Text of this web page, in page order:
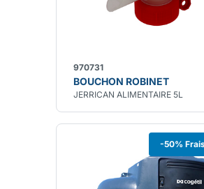
970731
BOUCHON ROBINET
JERRICAN ALIMENTAIRE 5L
-50%